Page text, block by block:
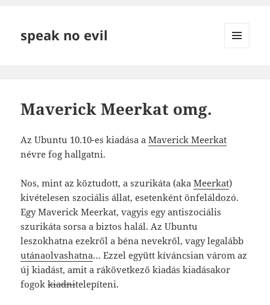
speak no evil
Maverick Meerkat omg.
Az Ubuntu 10.10-es kiadása aMaverick Meerkat
névre fog hallgatni.
Nos, mint az köztudott, a szurikáta (akaMeerkat)
kivételesen szociális állat, esetenként önfeláldozó.
Egy Maverick Meerkat, vagyis egy antiszociális
szurikáta sorsa a biztos halál. Az Ubuntu
leszokhatna ezekről a béna nevekről, vagy legalább
utánaolvashatna… Ezzel együtt kíváncsian várom az
új kiadást, amit a rákövetkező kiadás kiadásakor
fogokkiadnitelepíteni.